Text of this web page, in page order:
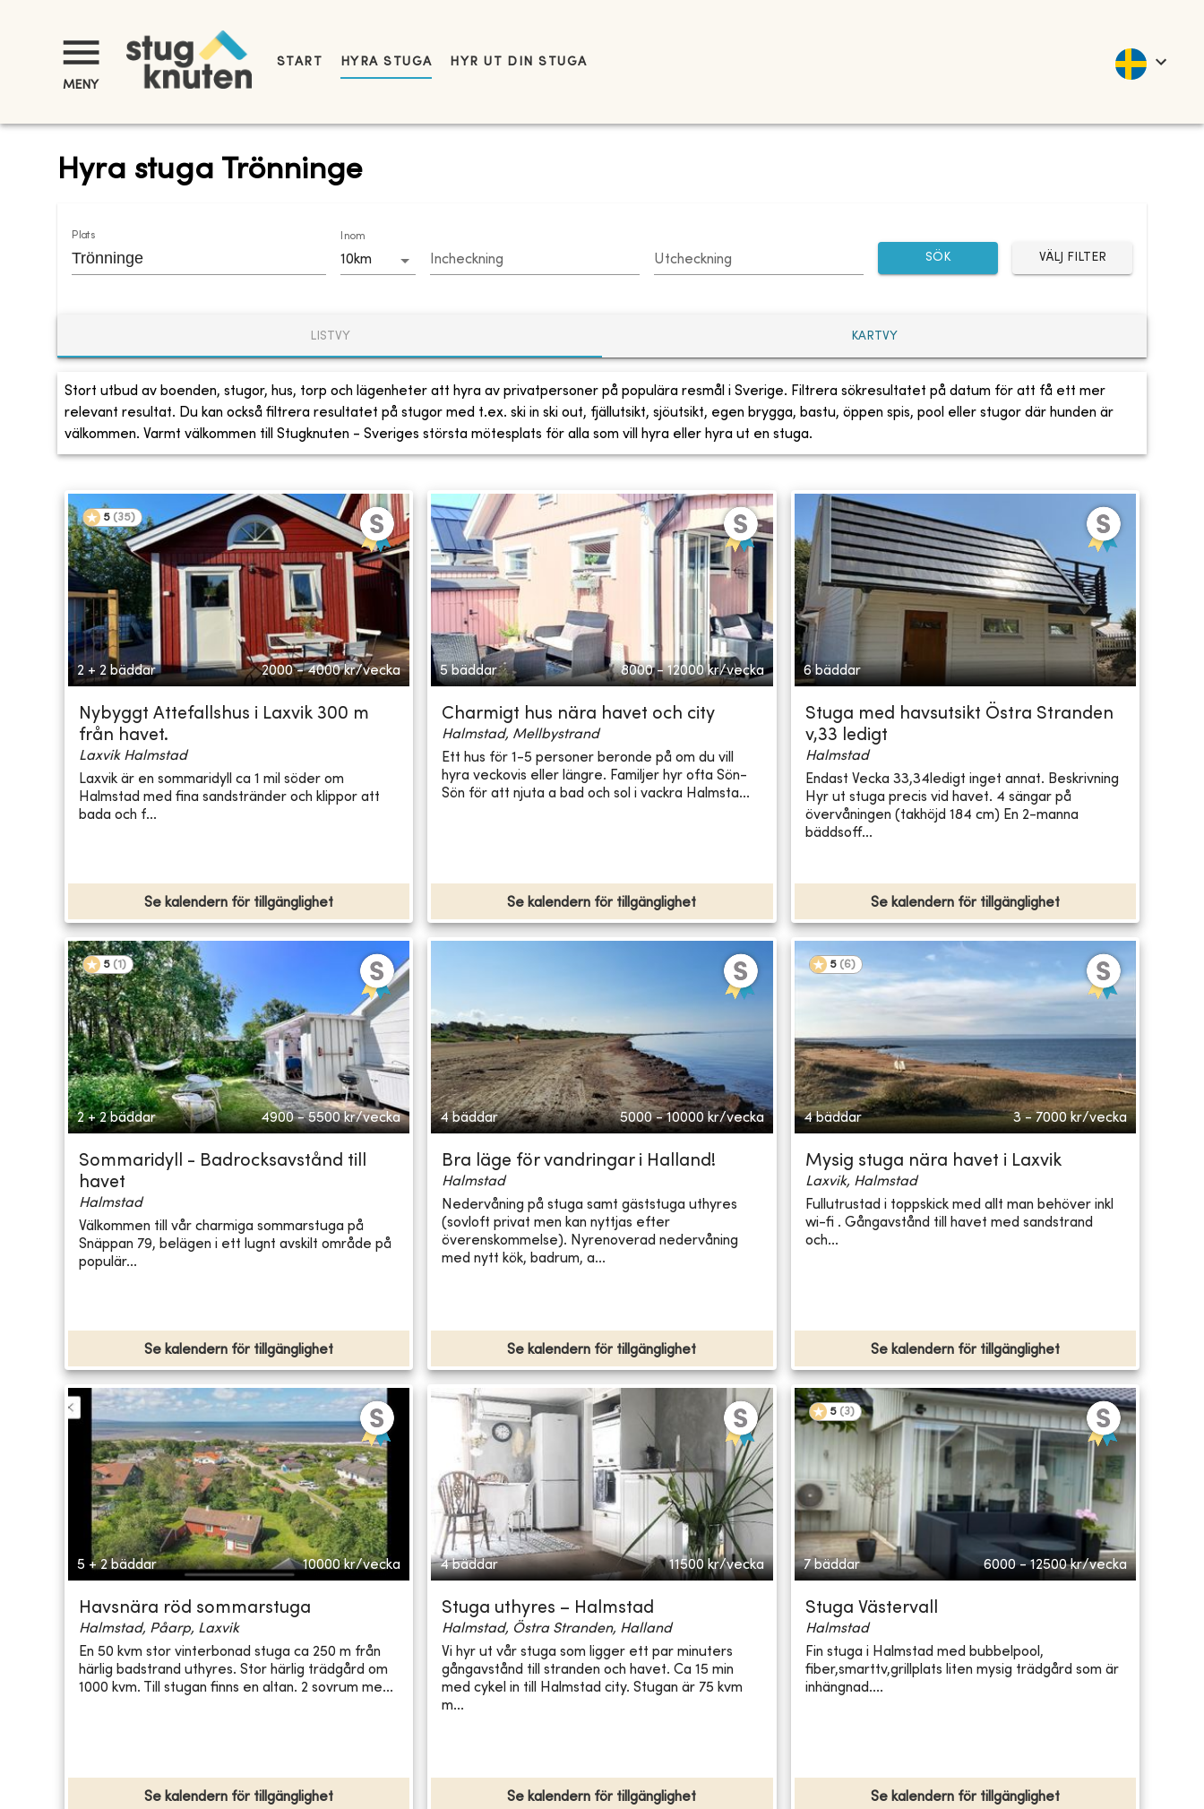
MENY
START HYRA STUGA HYR UT DIN STUGA
Hyra stuga Trönninge
Plats Inom
10km Incheckning Utcheckning SÖK VÄLJ FILTER
LISTVY KARTVY
Stort utbud av boenden, stugor, hus, torp och lägenheter att hyra av privatpersoner på populära resmål i Sverige. Filtrera sökresultatet på datum för att få ett mer
relevant resultat. Du kan också filtrera resultatet på stugor med t.ex. ski in ski out, fjällutsikt, sjöutsikt, egen brygga, bastu, öppen spis, pool eller stugor där hunden är
välkommen. Varmt välkommen till Stugknuten - Sveriges största mötesplats för alla som vill hyra eller hyra ut en stuga.
5 (35)
2 + 2 bäddar 2000 - 4000 kr/vecka
Nybyggt Attefallshus i Laxvik 300 m
från havet.
Laxvik Halmstad
Laxvik är en sommaridyll ca 1 mil söder om
Halmstad med fina sandstränder och klippor att
bada och f...
Se kalendern för tillgänglighet
5 bäddar 8000 - 12000 kr/vecka
Charmigt hus nära havet och city
Halmstad, Mellbystrand
Ett hus för 1-5 personer beronde på om du vill
hyra veckovis eller längre. Familjer hyr ofta Sön-
Sön för att njuta a bad och sol i vackra Halmsta...
Se kalendern för tillgänglighet
6 bäddar
Stuga med havsutsikt Östra Stranden
v,33 ledigt
Halmstad
Endast Vecka 33,34ledigt inget annat. Beskrivning
Hyr ut stuga precis vid havet. 4 sängar på
övervåningen (takhöjd 184 cm) En 2-manna
bäddsoff...
Se kalendern för tillgänglighet
5 (1 )
2 + 2 bäddar 4900 - 5500 kr/vecka
Sommaridyll - Badrocksavstånd till
havet
Halmstad
Välkommen till vår charmiga sommarstuga på
Snäppan 79, belägen i ett lugnt avskilt område på
populär...
Se kalendern för tillgänglighet
4 bäddar 5000 - 10000 kr/vecka
Bra läge för vandringar i Halland!
Halmstad
Nedervåning på stuga samt gäststuga uthyres
(sovloft privat men kan nyttjas efter
överenskommelse). Nyrenoverad nedervåning
med nytt kök, badrum, a...
Se kalendern för tillgänglighet
5 (6)
4 bäddar 3 - 7000 kr/vecka
Mysig stuga nära havet i Laxvik
Laxvik, Halmstad
Fullutrustad i toppskick med allt man behöver inkl
wi-fi . Gångavstånd till havet med sandstrand
och...
Se kalendern för tillgänglighet
5 + 2 bäddar 10000 kr/vecka
Havsnära röd sommarstuga
Halmstad, Påarp, Laxvik
En 50 kvm stor vinterbonad stuga ca 250 m från
härlig badstrand uthyres. Stor härlig trädgård om
1000 kvm. Till stugan finns en altan. 2 sovrum me...
Se kalendern för tillgänglighet
4 bäddar 11500 kr/vecka
Stuga uthyres – Halmstad
Halmstad, Östra Stranden, Halland
Vi hyr ut vår stuga som ligger ett par minuters
gångavstånd till stranden och havet. Ca 15 min
med cykel in till Halmstad city. Stugan är 75 kvm
m...
Se kalendern för tillgänglighet
5 (3)
7 bäddar 6000 - 12500 kr/vecka
Stuga Västervall
Halmstad
Fin stuga i Halmstad med bubbelpool,
fiber,smarttv,grillplats liten mysig trädgård som är
inhängnad....
Se kalendern för tillgänglighet